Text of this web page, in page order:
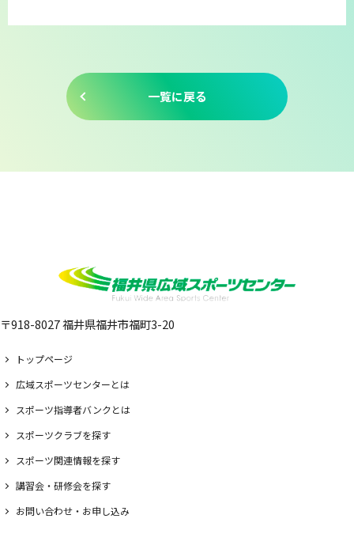
一覧に戻る
〒918-8027 福井県福井市福町3-20
トップページ
広域スポーツセンターとは
スポーツ指導者バンクとは
スポーツクラブを探す
スポーツ関連情報を探す
講習会・研修会を探す
お問い合わせ・お申し込み